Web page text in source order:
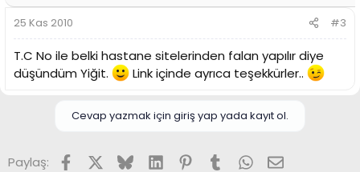
25 Kas 2010 #3
T.C No ile belki hastane sitelerinden falan yapılır diye
düşündüm Yiğit.
Link içinde ayrıca teşekkürler..
Cevap yazmak için giriş yap yada kayıt ol.
Paylaş: FacebookX (Twitter)
BlueskyLinkedInPinterest
TumblrWhatsApp
E-posta